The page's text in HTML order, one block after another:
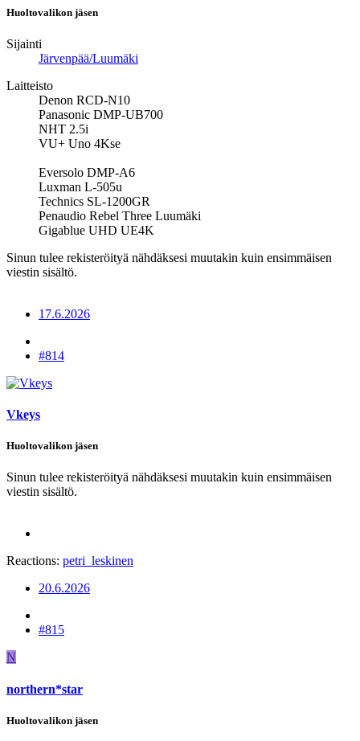
Huoltovalikon jäsen
Sijainti
Järvenpää/Luumäki
Laitteisto
Denon RCD-N10
Panasonic DMP-UB700
NHT 2.5i
VU+ Uno 4Kse
Eversolo DMP-A6
Luxman L-505u
Technics SL-1200GR
Penaudio Rebel Three Luumäki
Gigablue UHD UE4K
Sinun tulee rekisteröityä nähdäksesi muutakin kuin ensimmäisen
viestin sisältö.
17.6.2026
#814
Vkeys
Huoltovalikon jäsen
Sinun tulee rekisteröityä nähdäksesi muutakin kuin ensimmäisen
viestin sisältö.
Reactions: petri_leskinen
20.6.2026
#815
N
northern*star
Huoltovalikon jäsen